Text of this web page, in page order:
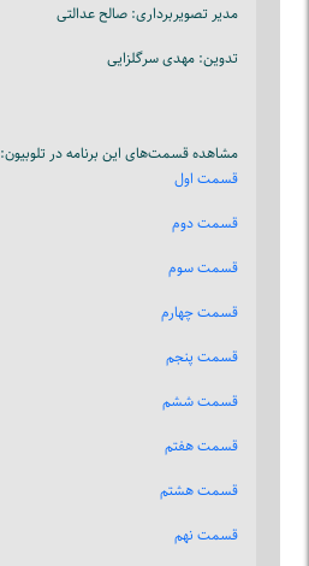
مدیر تصویربرداری: صالح عدالتی
تدوین: مهدی سرگلزایی
مشاهده قسمت‌های این برنامه در تلوبیون:
قسمت اول
قسمت دوم
قسمت سوم
قسمت چهارم
قسمت پنجم
قسمت ششم
قسمت هفتم
قسمت هشتم
قسمت نهم